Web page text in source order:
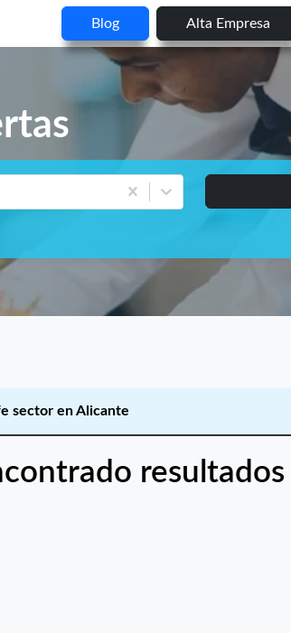
Blog Alta Empresa
sector en Alicante